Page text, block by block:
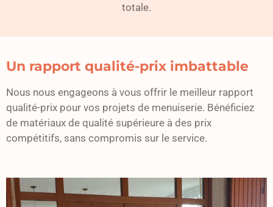
totale.
Un rapport qualité-prix imbattable
Nous nous engageons à vous offrir le meilleur rapport
qualité-prix pour vos projets de menuiserie. Bénéficiez
de matériaux de qualité supérieure à des prix
compétitifs, sans compromis sur le service.